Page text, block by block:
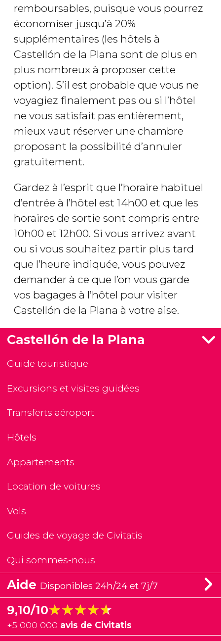
remboursables, puisque vous pourrez
économiser jusqu’à 20%
supplémentaires (les hôtels à
Castellón de la Plana sont de plus en
plus nombreux à proposer cette
option). S’il est probable que vous ne
voyagiez finalement pas ou si l’hôtel
ne vous satisfait pas entièrement,
mieux vaut réserver une chambre
proposant la possibilité d’annuler
gratuitement.
Gardez à l’esprit que l’horaire habituel
d’entrée à l’hôtel est 14h00 et que les
horaires de sortie sont compris entre
10h00 et 12h00. Si vous arrivez avant
ou si vous souhaitez partir plus tard
que l’heure indiquée, vous pouvez
demander à ce que l’on vous garde
vos bagages à l’hôtel pour visiter
Castellón de la Plana à votre aise.
Castellón de la Plana
Guide touristique
Excursions et visites guidées
Transferts aéroport
Hôtels
Appartements
Location de voitures
Vols
Guides de voyage de Civitatis
Qui sommes-nous
Aide Disponibles 24h/24 et 7j/7
9,10/10★★★★★
★★★★★
+5 000 000 avis de Civitatis